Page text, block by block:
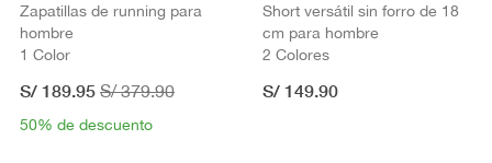
Zapatillas de running para
hombre
1 Color
S/ 189.95 S/ 379.90
50% de descuento
Short versátil sin forro de 18
cm para hombre
2 Colores
S/ 149.90